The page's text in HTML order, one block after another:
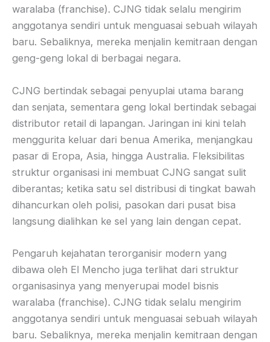
waralaba (franchise). CJNG tidak selalu mengirim
anggotanya sendiri untuk menguasai sebuah wilayah
baru. Sebaliknya, mereka menjalin kemitraan dengan
geng-geng lokal di berbagai negara.
CJNG bertindak sebagai penyuplai utama barang
dan senjata, sementara geng lokal bertindak sebagai
distributor retail di lapangan. Jaringan ini kini telah
menggurita keluar dari benua Amerika, menjangkau
pasar di Eropa, Asia, hingga Australia. Fleksibilitas
struktur organisasi ini membuat CJNG sangat sulit
diberantas; ketika satu sel distribusi di tingkat bawah
dihancurkan oleh polisi, pasokan dari pusat bisa
langsung dialihkan ke sel yang lain dengan cepat.
Pengaruh kejahatan terorganisir modern yang
dibawa oleh El Mencho juga terlihat dari struktur
organisasinya yang menyerupai model bisnis
waralaba (franchise). CJNG tidak selalu mengirim
anggotanya sendiri untuk menguasai sebuah wilayah
baru. Sebaliknya, mereka menjalin kemitraan dengan